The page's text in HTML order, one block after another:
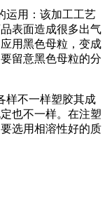
运用：该加工工艺
表面造成很多出气
用黑色母粒，变成
留意黑色母粒的分
样不一样塑胶其成
也不一样。在注塑
选用相溶性好的质